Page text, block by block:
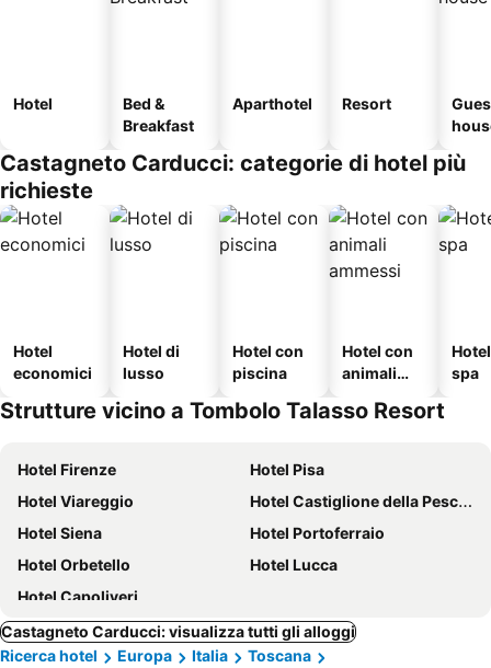
Hotel
Bed &
Breakfast
Aparthotel Resort
Castagneto Carducci: categorie di hotel più
richieste
Hotel
economici
Hotel di
lusso
Hotel con
piscina
Hotel con
animali
spa
Strutture vicino a Tombolo Talasso Resort
Hotel Firenze
Hotel Pisa
Hotel Viareggio
Hotel Castiglione della Pescaia
Hotel Siena
Hotel Portoferraio
Hotel Orbetello
Hotel Lucca
Hotel Capoliveri
Castagneto Carducci: visualizza tutti gli alloggi
Ricerca hotel
Europa Italia
Toscana